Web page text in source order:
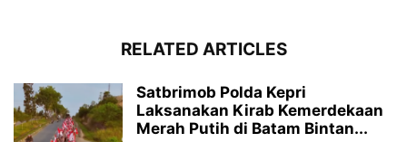
RELATED ARTICLES
Satbrimob Polda Kepri
Laksanakan Kirab Kemerdekaan
Merah Putih di Batam Bintan...